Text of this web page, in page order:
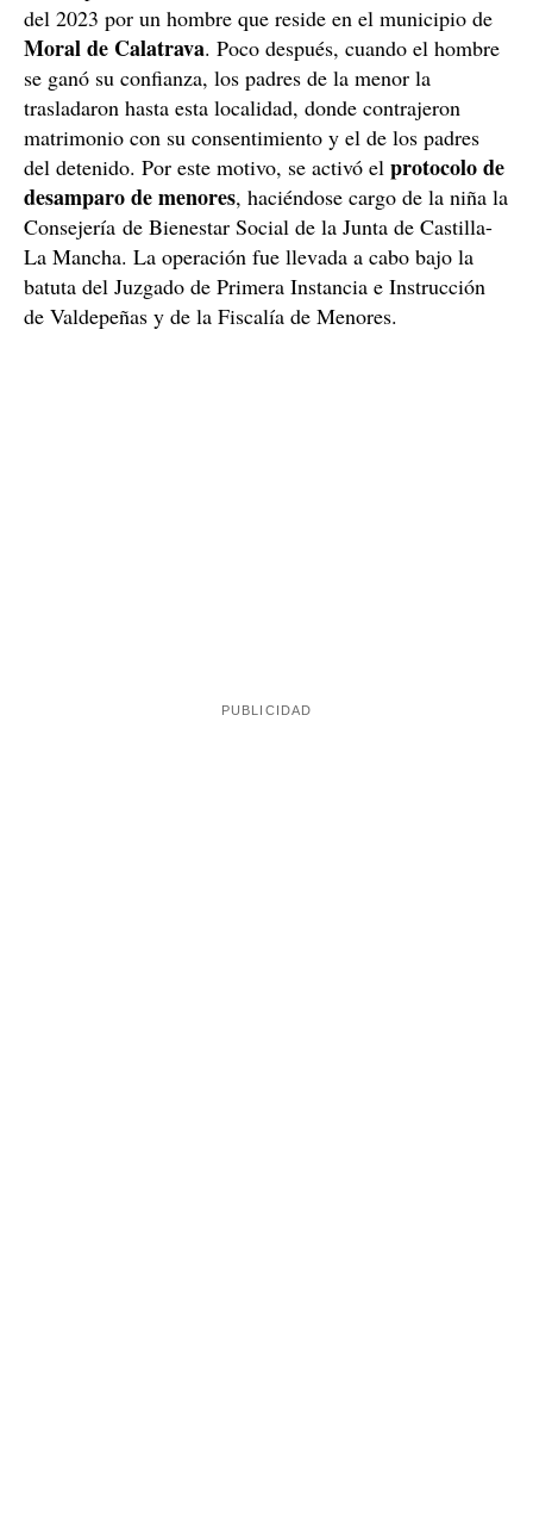
del 2023 por un hombre que reside en el municipio de
Moral de Calatrava. Poco después, cuando el hombre
se ganó su confianza, los padres de la menor la
trasladaron hasta esta localidad, donde contrajeron
matrimonio con su consentimiento y el de los padres
del detenido. Por este motivo, se activó el protocolo de
desamparo de menores, haciéndose cargo de la niña la
Consejería de Bienestar Social de la Junta de Castilla-
La Mancha. La operación fue llevada a cabo bajo la
batuta del Juzgado de Primera Instancia e Instrucción
de Valdepeñas y de la Fiscalía de Menores.